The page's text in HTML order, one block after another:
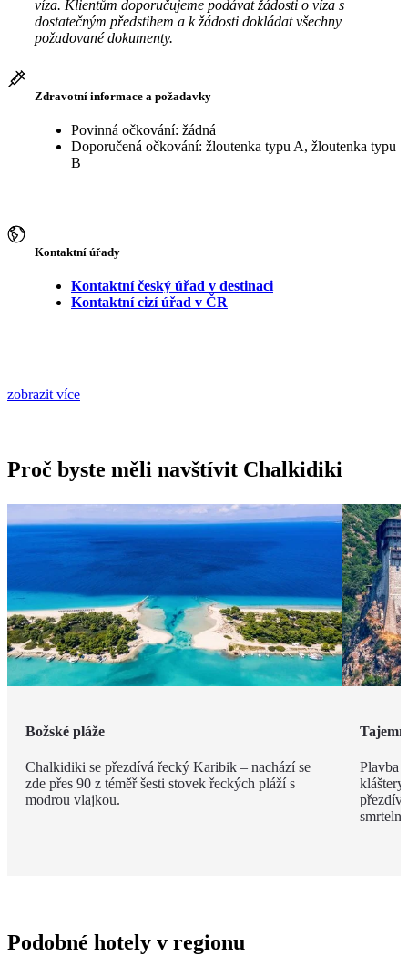
víza. Klientům doporučujeme podávat žádosti o víza s
dostatečným předstihem a k žádosti dokládat všechny
požadované dokumenty.
Zdravotní informace a požadavky
Povinná očkování: žádná
Doporučená očkování: žloutenka typu A, žloutenka typu
B
Kontaktní úřady
Kontaktní český úřad v destinaci
Kontaktní cizí úřad v ČR
zobrazit více
Proč byste měli navštívit Chalkidiki
Božské pláže
Chalkidiki se přezdívá řecký Karibik – nachází se
zde přes 90 z téměř šesti stovek řeckých pláží s
modrou vlajkou.
Plavba
kláštery
Podobné hotely v regionu